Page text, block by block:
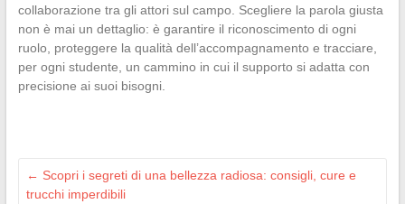
collaborazione tra gli attori sul campo. Scegliere la parola giusta
non è mai un dettaglio: è garantire il riconoscimento di ogni
ruolo, proteggere la qualità dell’accompagnamento e tracciare,
per ogni studente, un cammino in cui il supporto si adatta con
precisione ai suoi bisogni.
← Scopri i segreti di una bellezza radiosa: consigli, cure e
trucchi imperdibili